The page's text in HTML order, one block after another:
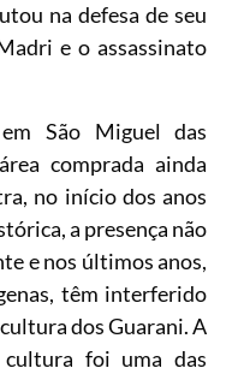
na defesa de seu
e o assassinato
São Miguel das
comprada ainda
no início dos anos
a presença não
e nos últimos anos,
têm interferido
dos Guarani. A
cultura foi uma das